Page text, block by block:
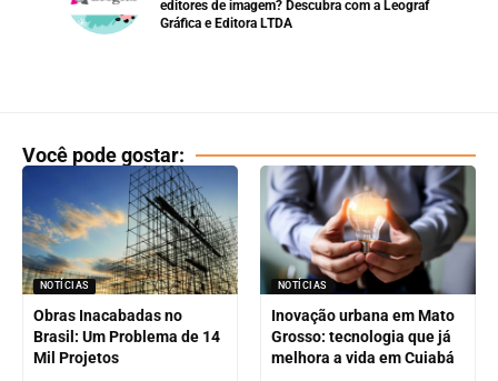
editores de imagem? Descubra com a Leograf
Gráfica e Editora LTDA
Você pode gostar:
NOTÍCIAS
Obras Inacabadas no
Brasil: Um Problema de 14
Mil Projetos
NOTÍCIAS
Inovação urbana em Mato
Grosso: tecnologia que já
melhora a vida em Cuiabá